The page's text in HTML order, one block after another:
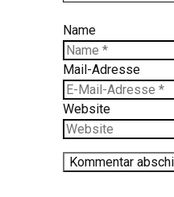
Name
Mail-Adresse
Website